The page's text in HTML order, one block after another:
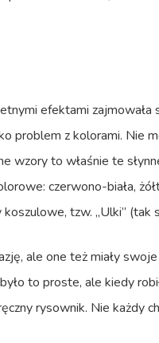
efektami
problem z kolorami. Nie
wzory to właśnie te
czerwono-biała,
tzw. „Ulki” (tak
ale one też miały
to proste, ale kiedy
rysownik. Nie każdy